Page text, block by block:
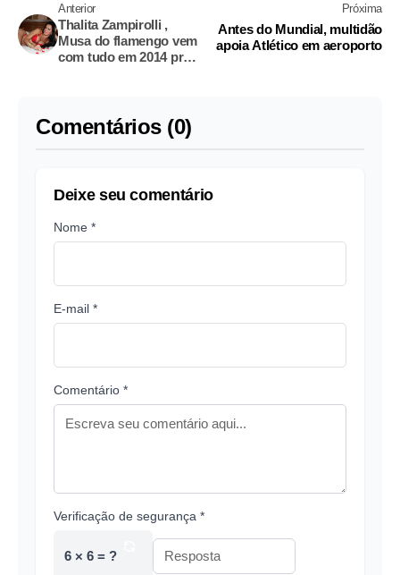
Anterior
Thalita Zampirolli ,
Musa do flamengo vem
com tudo em 2014 pra
Próxima
Antes do Mundial, multidão
apoia Atlético em aeroporto
Comentários (0)
Deixe seu comentário
Nome *
E-mail *
Comentário *
Verificação de segurança *
6 × 6 = ?